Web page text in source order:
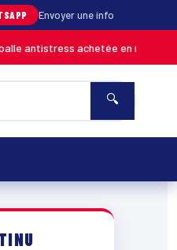
Envoyer une info
achetée en magasin
🔍